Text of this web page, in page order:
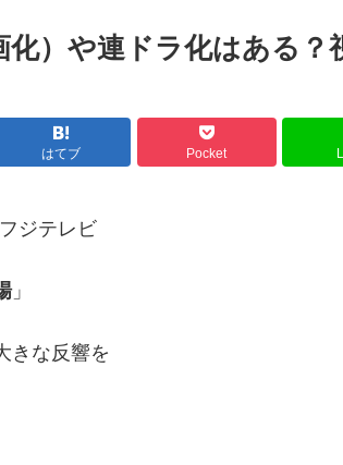
化）や連ドラ化はある
はてブ Pocket
ジテレビ
」
きな反響を